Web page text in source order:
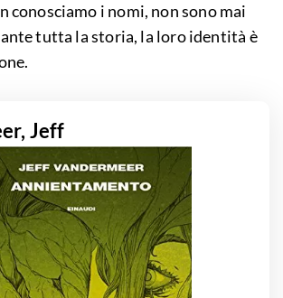
conosciamo i nomi, non sono mai
tutta la storia, la loro identità è
Jeff